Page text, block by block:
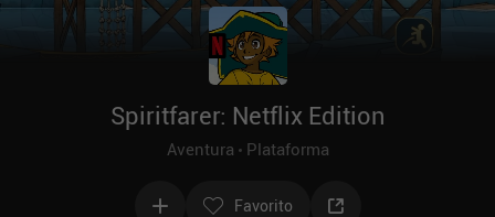
Spiritfarer: Netflix Edition
Aventura Plataforma
Favorito